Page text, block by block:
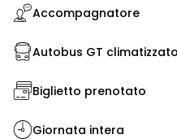
Accompagnatore
Autobus GT climatizzato
Biglietto prenotato
Giornata intera